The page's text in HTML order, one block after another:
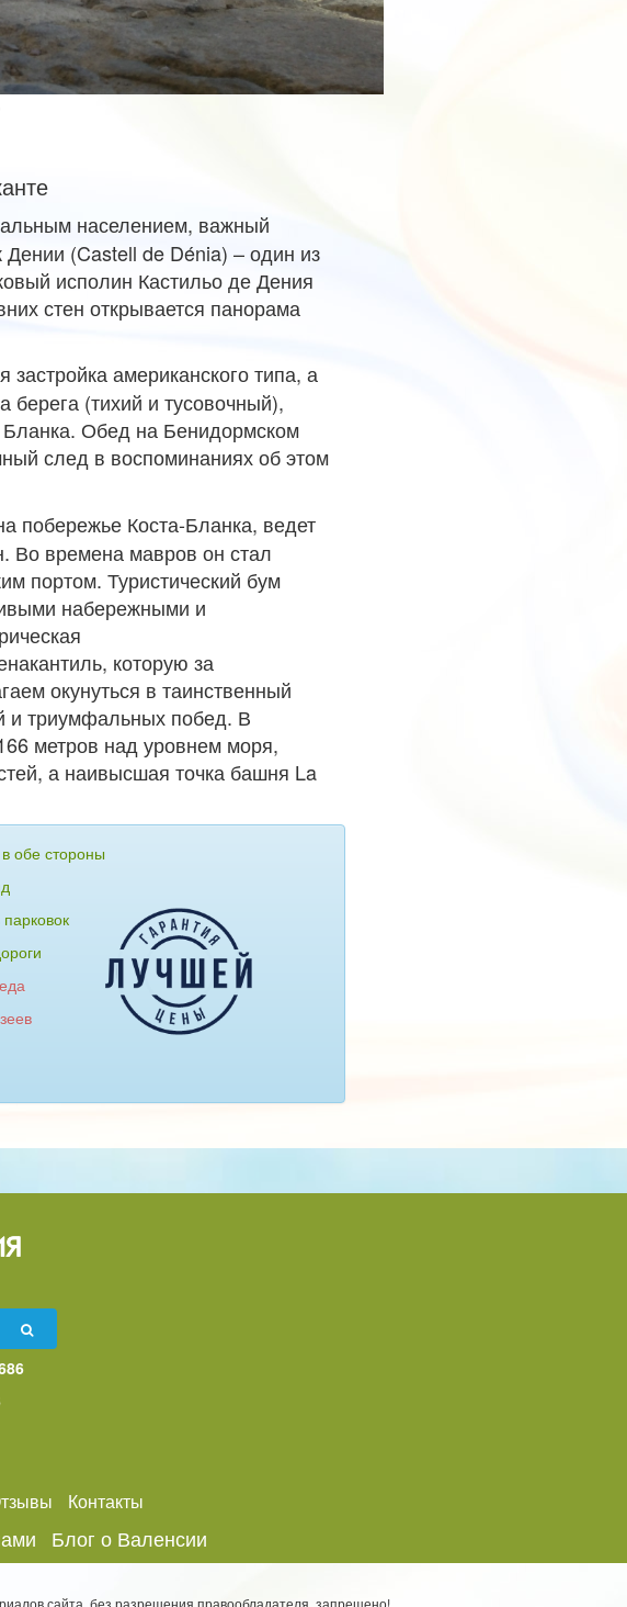
населением, важный
(Castell de Dénia) – один из
исполин Кастильо де Дения
стен открывается панорама
застройка американского типа, а
(тихий и тусовочный),
Обед на Бенидормском
след в воспоминаниях об этом
побережье Коста-Бланка, ведет
Во времена мавров он стал
портом. Туристический бум
набережными и
которую за
окунуться в таинственный
и триумфальных побед. В
метров над уровнем моря,
а наивысшая точка башня La
обе стороны
Контакты
Блог о Валенсии